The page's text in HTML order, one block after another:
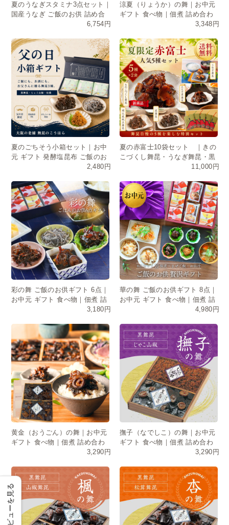
夏のうなぎスタミナ3点セット｜
国産うなぎ ご飯のお供 詰め合
6,754円
涼夏（りょうか）の舞｜お中元
ギフト 食べ物｜佃煮 詰め合わ
3,348円
夏のごちそう小箱セット｜お中
元 ギフト 発酵塩昆布 ご飯のお
2,480円
夏の赤富士10袋セット ｜きの
こづくし舞昆・うなぎ舞昆・黒
舞昆・たもぎ茸・明太風帆立舞
11,000円
彩の舞 ご飯のお供ギフト 6点｜
お中元 ギフト 食べ物｜佃煮 詰
め合わせ・常温保存・日持ちOK
3,180円
華の舞 ご飯のお供ギフト 8点｜
お中元 ギフト 食べ物｜佃煮 詰
4,980円
黄金（おうごん）の舞｜お中元
ギフト 食べ物｜佃煮 詰め合わ
3,290円
撫子（なでしこ）の舞｜お中元
ギフト 食べ物｜佃煮 詰め合わ
3,290円
レビューを見る